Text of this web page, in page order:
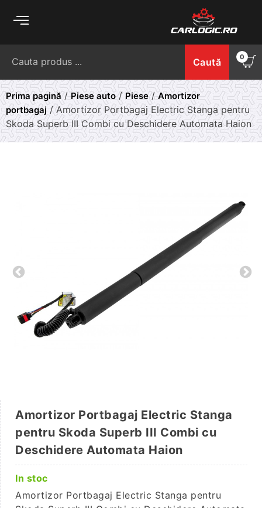
Caută 0
Prima pagină/Piese auto/ Piese/Amortizor
portbagaj/ Amortizor Portbagaj Electric Stanga pentru
Skoda Superb III Combi cu Deschidere Automata Haion
Amortizor Portbagaj Electric Stanga
pentru Skoda Superb III Combi cu
Deschidere Automata Haion
In stoc
Amortizor Portbagaj Electric Stanga pentru